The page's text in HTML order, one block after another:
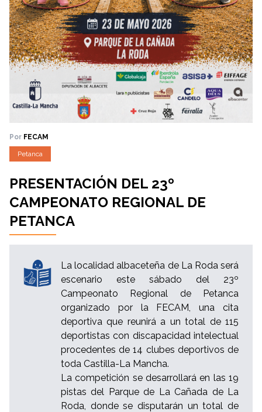
Por FECAM
Petanca
PRESENTACIÓN DEL 23º
CAMPEONATO REGIONAL DE
PETANCA
La localidad albaceteña de La Roda será
escenario este sábado del 23º
Campeonato Regional de Petanca
organizado por la FECAM, una cita
deportiva que reunirá a un total de 115
deportistas con discapacidad intelectual
procedentes de 14 clubes deportivos de
toda Castilla-La Mancha.
La competición se desarrollará en las 19
pistas del Parque de La Cañada de La
Roda, donde se disputarán un total de